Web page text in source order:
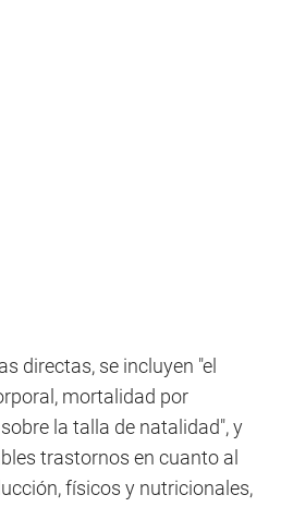
directas, se incluyen "el
mortalidad por
la talla de natalidad", y
trastornos en cuanto al
físicos y nutricionales,